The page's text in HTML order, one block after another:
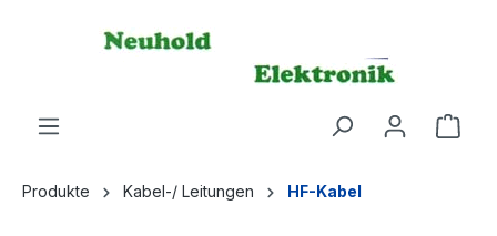
Produkte Kabel-/ Leitungen HF-Kabel